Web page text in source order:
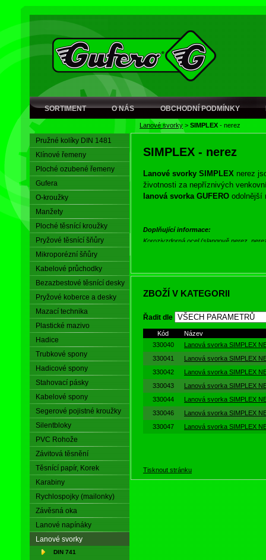
SORTIMENT O NÁS OBCHODNÍ PODMÍNKY
Lanové svorky > SIMPLEX - nerez
Pružné kolíky DIN 1481
Klínové řemeny
Ploché ozubené řemeny
Gufera
O-kroužky
Manžety
Ploché těsnící kroužky
Pryžové těsnící šňůry
Mikroporézní šňůry
Kabelové průchodky
Bezazbestové těsnící desky
Pryžové koberce a desky
Mazací technika
Plastické mazivo
Hadice
Trubkové spony
Hadicové spony
Stahovací pásky
Kabelové spony
Segerové pojistné kroužky
Silentbloky
PVC Rohože
Závitová těsnění
Těsnící papír, Korek
Karabiny
Rychlospojky (mailonky)
Závěsná oka
Lanové napínáky
Lanové svorky
DIN 741
SIMPLEX - nerez
Lanové svorky SIMPLEX nerez
životnosti za nepříznivých
lanová svorka GUFERO odolnější
Doplňující informace:
Korozivzdorná ocel (slangově nerez,
dosažena v mnoha prostředích, lze se
ZBOŽÍ V KATEGORII
Řadit dle
Kód
Název
330040
Lanová svorka SIMPLEX
330041
Lanová svorka SIMPLEX
330042
Lanová svorka SIMPLEX
330043
Lanová svorka SIMPLEX
330044
Lanová svorka SIMPLEX
330046
Lanová svorka SIMPLEX
330047
Lanová svorka SIMPLEX
Tisknout stránku